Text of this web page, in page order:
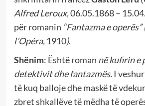
Alfred Leroux,06.05.1868 –
për romanin “Fantazma e operës”
l’Opéra, 1910).
Shënim: Është roman në kufirin e
detektivit dhe fantazmës. I
të kuq balloje dhe maskë të
zbret shkallëve të mëdha të